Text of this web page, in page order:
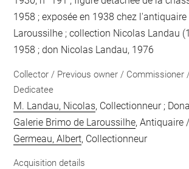
1958 ; exposée en 1938 chez
Laroussilhe ; collection Nicolas Landau
1958 ; don Nicolas Landau, 1976
Collector / Previous owner / Commissioner
Dedicatee
M. Landau, Nicolas, Collectionneur ;
Galerie Brimo de Laroussilhe, Antiquaire
Germeau, Albert, Collectionneur
Acquisition details